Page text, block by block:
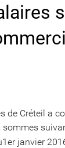
de Créteil a
sommes
janvier